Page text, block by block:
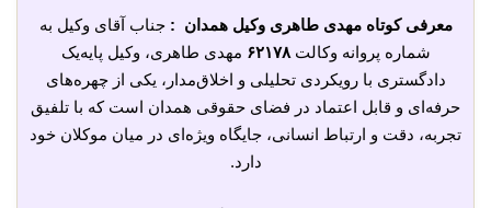
معرفی کوتاه مهدی طاهری وکیل همدان : جناب آقای وکیل به
شماره پروانه وکالت۶۲۱۷۸ مهدی طاهری، وکیل پایه‌یک
دادگستری با رویکردی تحلیلی و اخلاق‌مدار، یکی از چهره‌های
حرفه‌ای و قابل اعتماد در فضای حقوقی همدان است که با تلفیق
تجربه، دقت و ارتباط انسانی، جایگاه ویژه‌ای در میان موکلان خود
دارد.